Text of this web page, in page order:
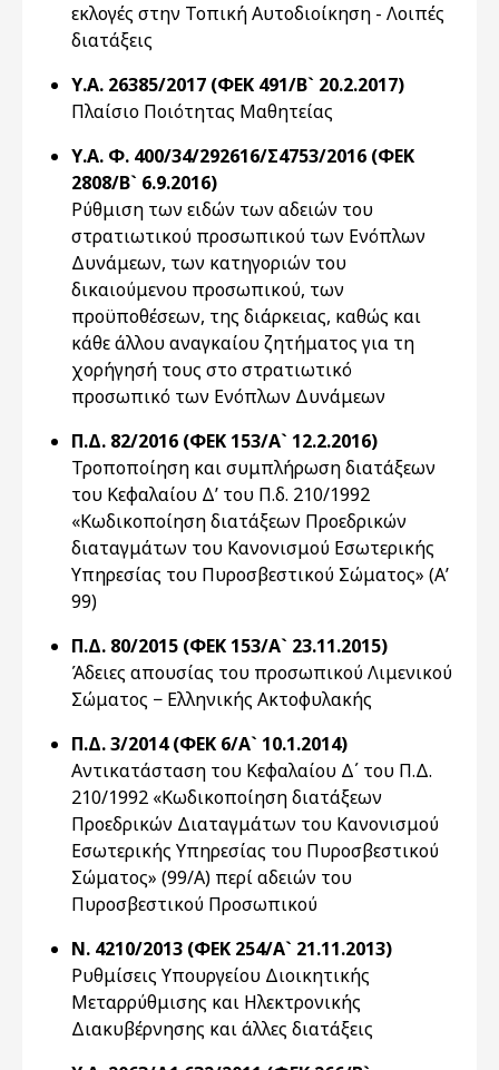
εκλογές στην Τοπική Αυτοδιοίκηση - Λοιπές
διατάξεις
Υ.Α. 26385/2017 (ΦΕΚ 491/Β` 20.2.2017)
Πλαίσιο Ποιότητας Μαθητείας
Υ.Α. Φ. 400/34/292616/Σ4753/2016 (ΦΕΚ
2808/Β` 6.9.2016)
Ρύθμιση των ειδών των αδειών του
στρατιωτικού προσωπικού των Ενόπλων
Δυνάμεων, των κατηγοριών του
δικαιούμενου προσωπικού, των
προϋποθέσεων, της διάρκειας, καθώς και
κάθε άλλου αναγκαίου ζητήματος για τη
χορήγησή τους στο στρατιωτικό
προσωπικό των Ενόπλων Δυνάμεων
Π.Δ. 82/2016 (ΦΕΚ 153/Α` 12.2.2016)
Τροποποίηση και συμπλήρωση διατάξεων
του Κεφαλαίου Δ’ του Π.δ. 210/1992
«Κωδικοποίηση διατάξεων Προεδρικών
διαταγμάτων του Κανονισμού Εσωτερικής
Υπηρεσίας του Πυροσβεστικού Σώματος» (Α’
99)
Π.Δ. 80/2015 (ΦΕΚ 153/Α` 23.11.2015)
Άδειες απουσίας του προσωπικού Λιμενικού
Σώματος − Ελληνικής Ακτοφυλακής
Π.Δ. 3/2014 (ΦΕΚ 6/Α` 10.1.2014)
Αντικατάσταση του Κεφαλαίου Δ΄ του Π.Δ.
210/1992 «Κωδικοποίηση διατάξεων
Προεδρικών Διαταγμάτων του Κανονισμού
Εσωτερικής Υπηρεσίας του Πυροσβεστικού
Σώματος» (99/Α) περί αδειών του
Πυροσβεστικού Προσωπικού
Ν. 4210/2013 (ΦΕΚ 254/Α` 21.11.2013)
Ρυθμίσεις Υπουργείου Διοικητικής
Μεταρρύθμισης και Ηλεκτρονικής
Διακυβέρνησης και άλλες διατάξεις